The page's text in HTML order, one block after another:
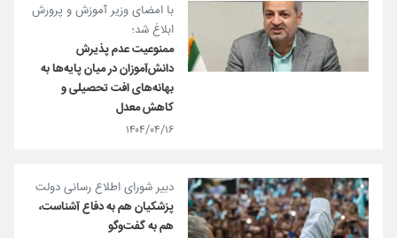
با امضای وزیر آموزش و پرورش
ابلاغ شد؛
ممنوعیت عدم پذیرش
دانش‌آموزان در میان پایه‌ها به
بهانه‌های افت تحصیلی و
کاهش معدل
۱۴۰۴/۰۴/۱۶
دبیر شورای اطلاع رسانی دولت
پزشکیان هم به دفاع آشناست،
هم به گفت‌وگو